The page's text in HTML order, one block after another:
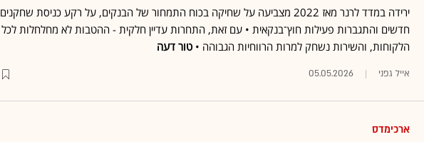
ירידה במדד לרנר מאז 2022 מצביעה על שחיקה בכוח התמחור של הבנקים, על רקע כניסת שחקנים
חדשים והתגברות פעילות חוץ־בנקאית • עם זאת, התחרות עדיין חלקית - ההטבות לא מחלחלות לכל
הלקוחות, והשירות נשחק למרות הרווחיות הגבוהה • טור דעה
אייל גפני 05.05.2026
ארכימדס